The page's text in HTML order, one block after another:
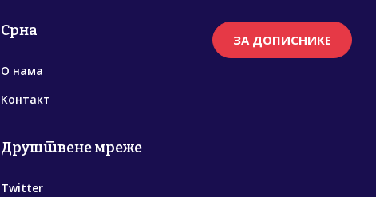
Срна
О нама
Контакт
Друштвене мреже
Twitter
ЗА ДОПИСНИКЕ